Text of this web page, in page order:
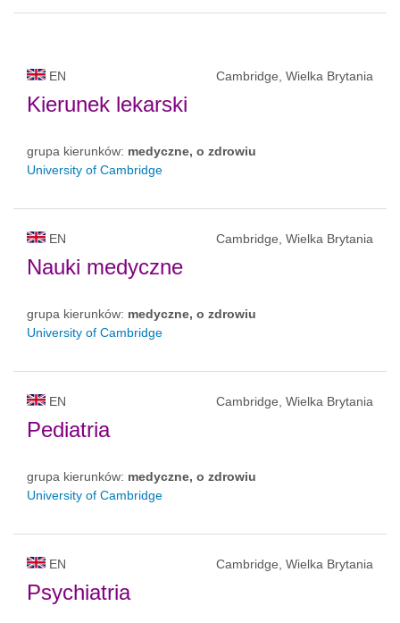
EN Cambridge, Wielka Brytania
Kierunek lekarski
grupa kierunków: medyczne, o zdrowiu
University of Cambridge
EN Cambridge, Wielka Brytania
Nauki medyczne
grupa kierunków: medyczne, o zdrowiu
University of Cambridge
EN Cambridge, Wielka Brytania
Pediatria
grupa kierunków: medyczne, o zdrowiu
University of Cambridge
EN Cambridge, Wielka Brytania
Psychiatria